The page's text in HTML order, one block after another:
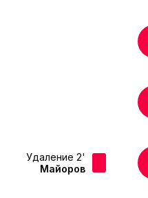
Удаление 2'
Майоров